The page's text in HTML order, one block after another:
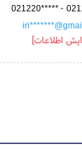
021220***** -
اطلاعات]